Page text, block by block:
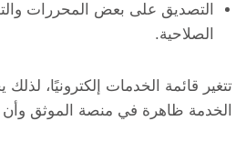
التصديق على بعض المحررات
الصلاحية.
تتغير قائمة الخدمات إلكترونيًا،
الخدمة ظاهرة في منصة الموثق